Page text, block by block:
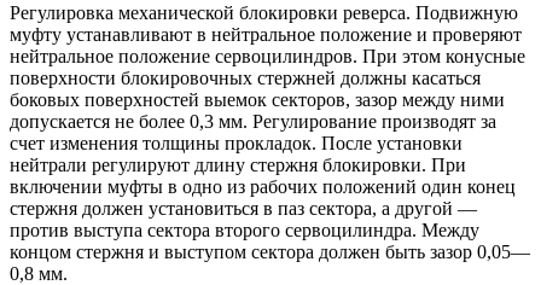
Регулировка механической блокировки реверса. Подвижную
муфту устанавливают в нейтральное положение и проверяют
нейтральное положение сервоцилиндров. При этом конусные
поверхности блокировочных стержней должны касаться
боковых поверхностей выемок секторов, зазор между ними
допускается не более 0,3 мм. Регулирование производят за
счет изменения толщины прокладок. После установки
нейтрали регулируют длину стержня блокировки. При
включении муфты в одно из рабочих положений один конец
стержня должен установиться в паз сектора, а другой —
против выступа сектора второго сервоцилиндра. Между
концом стержня и выступом сектора должен быть зазор 0,05—
0,8 мм.